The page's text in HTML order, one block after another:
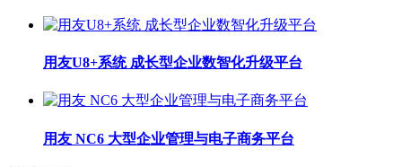
用友U8+系统 成长型企业数智化升级平台
用友 NC6 大型企业管理与电子商务平台